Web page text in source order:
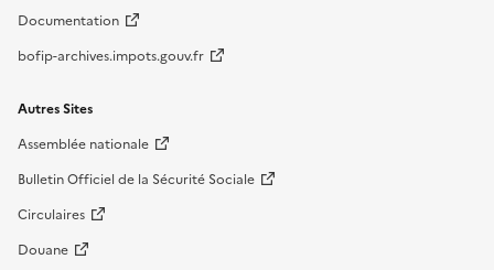
Documentation
bofip-archives.impots.gouv.fr
Autres Sites
Assemblée nationale
Bulletin Officiel de la Sécurité Sociale
Circulaires
Douane